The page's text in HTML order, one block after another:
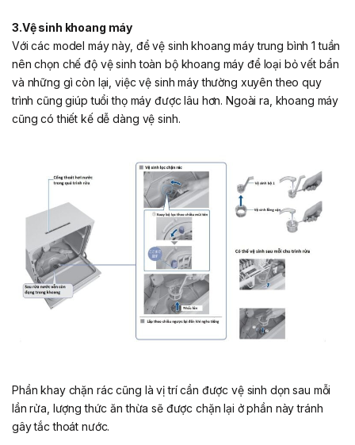
3.Vệ sinh khoang máy
Với các model máy này, để vệ sinh khoang máy trung bình 1 tuần
nên chọn chế độ vệ sinh toàn bộ khoang máy để loại bỏ vết bẩn
và những gì còn lại, việc vệ sinh máy thường xuyên theo quy
trình cũng giúp tuổi thọ máy được lâu hơn. Ngoài ra, khoang máy
cũng có thiết kế dễ dàng vệ sinh.
Phần khay chặn rác cũng là vị trí cần được vệ sinh dọn sau mỗi
lần rửa, lượng thức ăn thừa sẽ được chặn lại ở phần này tránh
gây tắc thoát nước.